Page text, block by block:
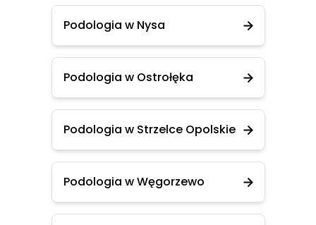
Podologia w Nysa
Podologia w Ostrołęka
Podologia w Strzelce Opolskie
Podologia w Węgorzewo